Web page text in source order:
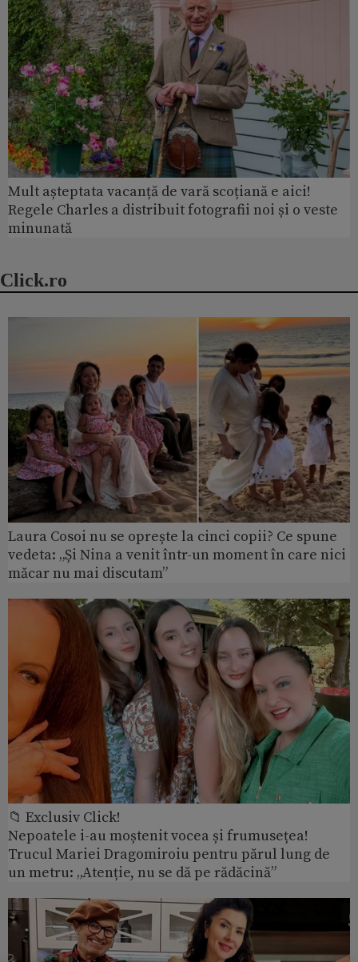
Mult așteptata vacanță de vară scoțiană e aici!
Regele Charles a distribuit fotografii noi și o veste
minunată
Click.ro
Laura Cosoi nu se oprește la cinci copii? Ce spune
vedeta: „Și Nina a venit într-un moment în care nici
măcar nu mai discutam”
📁 Exclusiv Click!
Nepoatele i-au moștenit vocea și frumusețea!
Trucul Mariei Dragomiroiu pentru părul lung de
un metru: „Atenție, nu se dă pe rădăcină”